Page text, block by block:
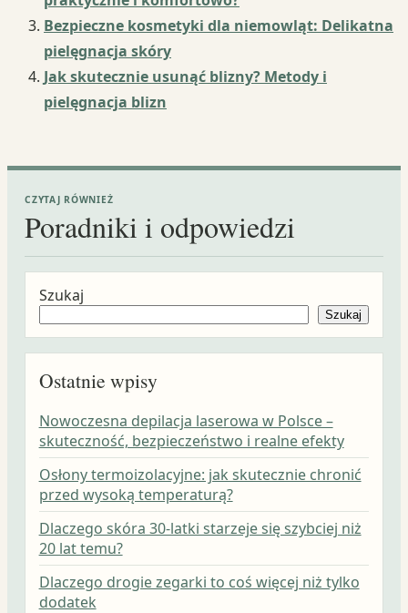
Bezpieczne kosmetyki dla niemowląt: Delikatna
pielęgnacja skóry
Jak skutecznie usunąć blizny? Metody i
pielęgnacja blizn
CZYTAJ RÓWNIEŻ
Poradniki i odpowiedzi
Szukaj
Szukaj
Ostatnie wpisy
Nowoczesna depilacja laserowa w Polsce –
skuteczność, bezpieczeństwo i realne efekty
Osłony termoizolacyjne: jak skutecznie chronić
przed wysoką temperaturą?
Dlaczego skóra 30-latki starzeje się szybciej niż
20 lat temu?
Dlaczego drogie zegarki to coś więcej niż tylko
dodatek